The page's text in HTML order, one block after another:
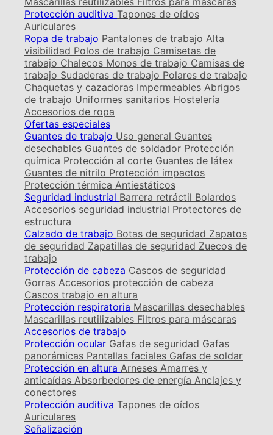
Protección auditiva Tapones de oídos
Auriculares
Ropa de trabajo Pantalones de trabajo Alta
visibilidad Polos de trabajo Camisetas de
trabajo Chalecos Monos de trabajo Camisas de
trabajo Sudaderas de trabajo Polares de trabajo
Chaquetas y cazadoras Impermeables Abrigos
de trabajo Uniformes sanitarios Hostelería
Accesorios de ropa
Ofertas especiales
Guantes de trabajo Uso general Guantes
desechables Guantes de soldador Protección
química Protección al corte Guantes de látex
Guantes de nitrilo Protección impactos
Protección térmica Antiestáticos
Seguridad industrial Barrera retráctil Bolardos
Accesorios seguridad industrial Protectores de
estructura
Calzado de trabajo Botas de seguridad Zapatos
de seguridad Zapatillas de seguridad Zuecos de
trabajo
Protección de cabeza Cascos de seguridad
Gorras Accesorios protección de cabeza
Cascos trabajo en altura
Protección respiratoria Mascarillas desechables
Mascarillas reutilizables Filtros para máscaras
Accesorios de trabajo
Protección ocular Gafas de seguridad Gafas
panorámicas Pantallas faciales Gafas de soldar
Protección en altura Arneses Amarres y
anticaídas Absorbedores de energía Anclajes y
conectores
Protección auditiva Tapones de oídos
Auriculares
Señalización